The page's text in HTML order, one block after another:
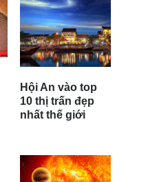
Hội An vào top
10 thị trấn đẹp
nhất thế giới